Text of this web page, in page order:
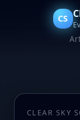
CS
CLEAR SKY